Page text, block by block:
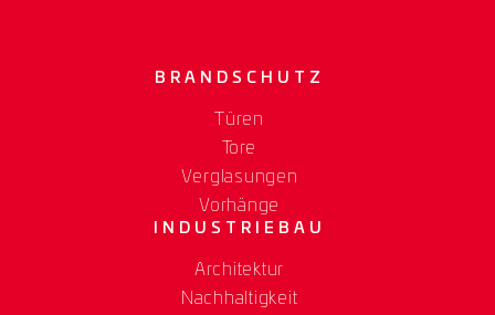
BRANDSCHUTZ
Türen
Tore
Verglasungen
Vorhänge
INDUSTRIEBAU
Architektur
Nachhaltigkeit